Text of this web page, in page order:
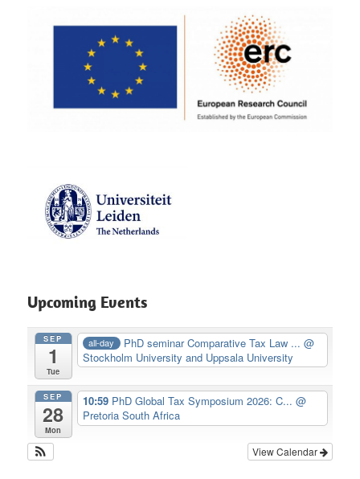
Upcoming Events
SEP
1
Tue
all-day PhD seminar Comparative Tax Law ...@
Stockholm University and Uppsala University
SEP
28
Mon
10:59 PhD Global Tax Symposium 2026: C... @
Pretoria South Africa
View Calendar